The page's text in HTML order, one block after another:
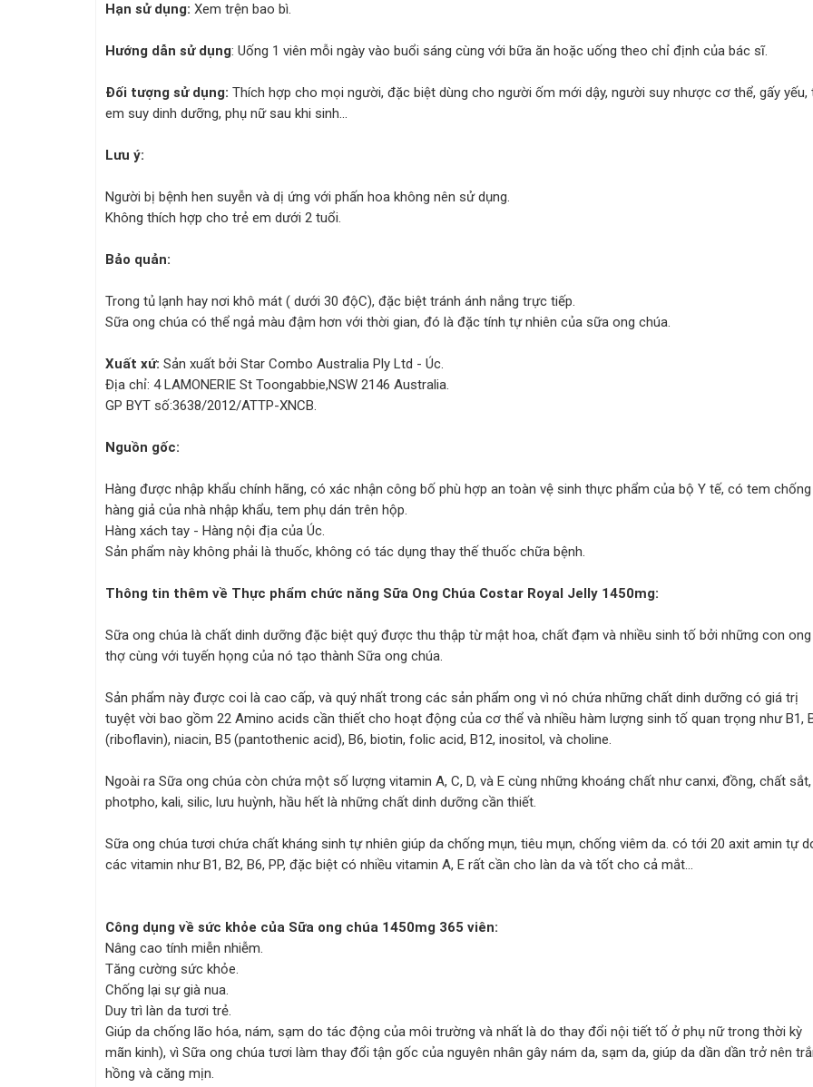
Hạn sử dụng: Xem trện bao bì.
Hướng dẫn sử dụng: Uống 1 viên mỗi ngày vào buổi sáng cùng với bữa ăn hoặc uống theo chỉ định của bác sĩ.
Đối tượng sử dụng: Thích hợp cho mọi người, đặc biệt dùng cho người ốm mới dậy, người suy nhược cơ thể, gấy yếu,
em suy dinh dưỡng, phụ nữ sau khi sinh...
Lưu ý:
Người bị bệnh hen suyễn và dị ứng với phấn hoa không nên sử dụng.
Không thích hợp cho trẻ em dưới 2 tuổi.
Bảo quản:
Trong tủ lạnh hay nơi khô mát ( dưới 30 độC), đặc biệt tránh ánh nắng trực tiếp.
Sữa ong chúa có thể ngả màu đậm hơn với thời gian, đó là đặc tính tự nhiên của sữa ong chúa.
Xuất xứ: Sản xuất bởi Star Combo Australia Ply Ltd - Úc.
Địa chỉ: 4 LAMONERIE St Toongabbie,NSW 2146 Australia.
GP BYT số:3638/2012/ATTP-XNCB.
Nguồn gốc:
Hàng được nhập khẩu chính hãng, có xác nhận công bố phù hợp an toàn vệ sinh thực phẩm của bộ Y tế, có tem chống
hàng giả của nhà nhập khẩu, tem phụ dán trên hộp.
Hàng xách tay - Hàng nội địa của Úc.
Sản phẩm này không phải là thuốc, không có tác dụng thay thế thuốc chữa bệnh.
Thông tin thêm về Thực phẩm chức năng Sữa Ong Chúa Costar Royal Jelly 1450mg:
Sữa ong chúa là chất dinh dưỡng đặc biệt quý được thu thập từ mật hoa, chất đạm và nhiều sinh tố bởi những con ong
thợ cùng với tuyến họng của nó tạo thành Sữa ong chúa.
Sản phẩm này được coi là cao cấp, và quý nhất trong các sản phẩm ong vì nó chứa những chất dinh dưỡng có giá trị
tuyệt vời bao gồm 22 Amino acids cần thiết cho hoạt động của cơ thể và nhiều hàm lượng sinh tố quan trọng như B1,
(riboflavin), niacin, B5 (pantothenic acid), B6, biotin, folic acid, B12, inositol, và choline.
Ngoài ra Sữa ong chúa còn chứa một số lượng vitamin A, C, D, và E cùng những khoáng chất như canxi, đồng, chất sắt,
photpho, kali, silic, lưu huỳnh, hầu hết là những chất dinh dưỡng cần thiết.
Sữa ong chúa tươi chứa chất kháng sinh tự nhiên giúp da chống mụn, tiêu mụn, chống viêm da. có tới 20 axit amin tự
các vitamin như B1, B2, B6, PP, đặc biệt có nhiều vitamin A, E rất cần cho làn da và tốt cho cả mắt…
Công dụng về sức khỏe của Sữa ong chúa 1450mg 365 viên:
Nâng cao tính miễn nhiễm.
Tăng cường sức khỏe.
Chống lại sự già nua.
Duy trì làn da tươi trẻ.
Giúp da chống lão hóa, nám, sạm do tác động của môi trường và nhất là do thay đổi nội tiết tố ở phụ nữ trong thời kỳ
mãn kinh), vì Sữa ong chúa tươi làm thay đổi tận gốc của nguyên nhân gây nám da, sạm da, giúp da dần dần trở nên
hồng và căng mịn.